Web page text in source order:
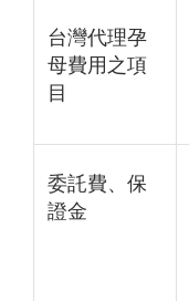
台灣代理孕
母費用之項
目
委託費、保
證金